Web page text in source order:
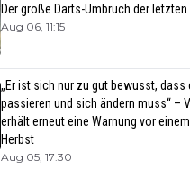
Der große Darts-Umbruch der
Aug 06, 11:15
„Er ist sich nur zu gut bewusst, dass
passieren und sich ändern muss“ –
erhält erneut eine Warnung vor
Herbst
Aug 05, 17:30